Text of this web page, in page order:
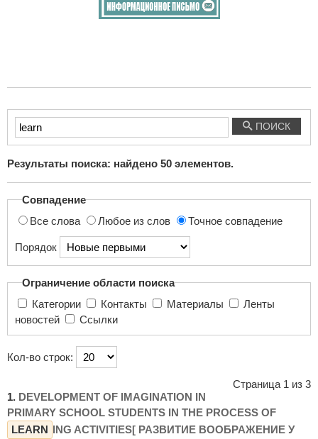
Введите
текст
поиска...
ПОИСК
Результаты поиска: найдено 50 элементов.
Совпадение
Все слова
Любое из слов Точное совпадение
Порядок
Ограничение области поиска
Категории
Контакты Материалы
новостей
Ссылки
Кол-во строк:
Страница 1 из 3
1. DEVELOPMENT OF IMAGINATION IN
PRIMARY SCHOOL STUDENTS IN THE PROCESS OF
LEARN ING ACTIVITIES[ РАЗВИТИЕ ВООБРАЖЕНИЕ У